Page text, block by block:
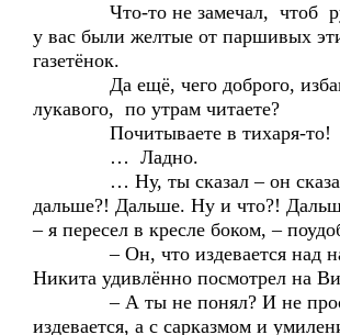
Что-то не замечал, чтоб
у вас были желтые от паршивых
газетёнок.
Да ещё, чего доброго,
лукавого, по утрам читаете?
Почитываете в тихаря-то!
… Ладно.
… Ну, ты сказал – он
дальше?! Дальше. Ну и что?!
– я пересел в кресле боком, –
– Он, что издевается над
Никита удивлённо посмотрел на
– А ты не понял? И не
издевается, а с сарказмом и